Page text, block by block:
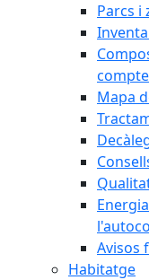
Parcs i
Mapa
Avisos
Habitatge